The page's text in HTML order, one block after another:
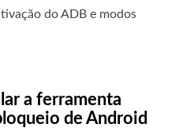
do ADB e modos
a ferramenta
de Android